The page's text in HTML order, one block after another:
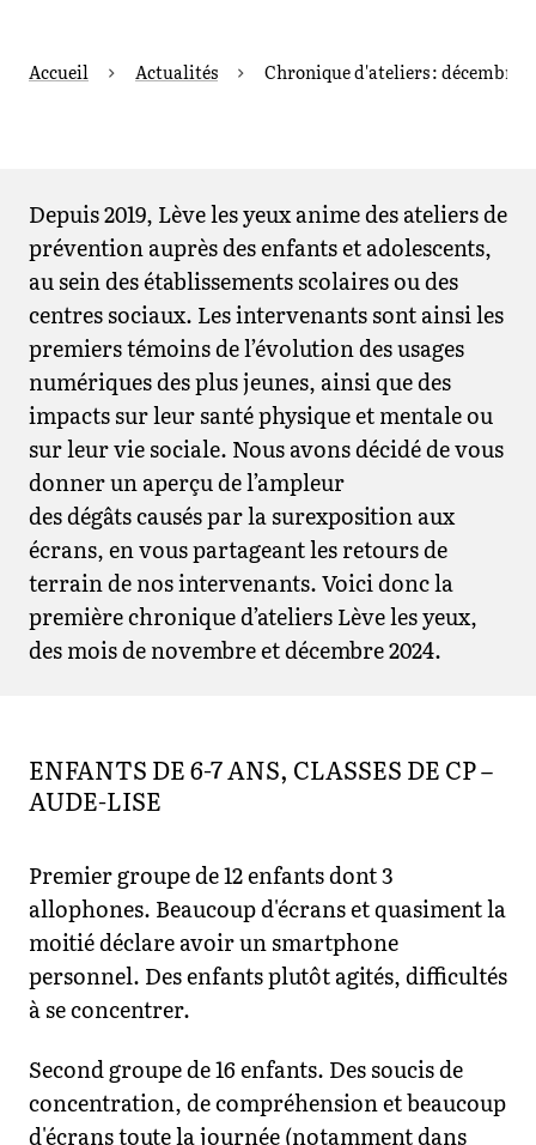
Accueil Actualités Chronique d'ateliers : décembre
Depuis 2019, Lève les yeux anime des ateliers de
prévention auprès des enfants et adolescents,
au sein des établissements scolaires ou des
centres sociaux. Les intervenants sont ainsi les
premiers témoins de l’évolution des usages
numériques des plus jeunes, ainsi que des
impacts sur leur santé physique et mentale ou
sur leur vie sociale. Nous avons décidé de vous
donner un aperçu de l’ampleur
des dégâts causés par la surexposition aux
écrans, en vous partageant les retours de
terrain de nos intervenants. Voici donc la
première chronique d’ateliers Lève les yeux,
des mois de novembre et décembre 2024.
ENFANTS DE 6-7 ANS, CLASSES DE CP –
AUDE-LISE
Premier groupe de 12 enfants dont 3
allophones. Beaucoup d'écrans et quasiment la
moitié déclare avoir un smartphone
personnel. Des enfants plutôt agités, difficultés
à se concentrer.
Second groupe de 16 enfants. Des soucis de
concentration, de compréhension et beaucoup
d'écrans toute la journée (notamment dans